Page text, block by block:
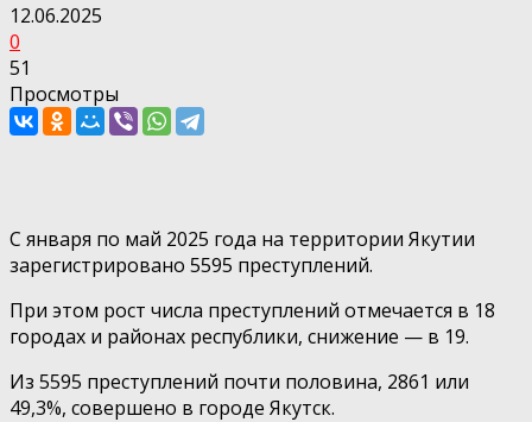
12.06.2025
0
51
Просмотры
С января по май 2025 года на территории Якутии
зарегистрировано 5595 преступлений.
При этом рост числа преступлений отмечается в 18
городах и районах республики, снижение — в 19.
Из 5595 преступлений почти половина, 2861 или
49,3%, совершено в городе Якутск.